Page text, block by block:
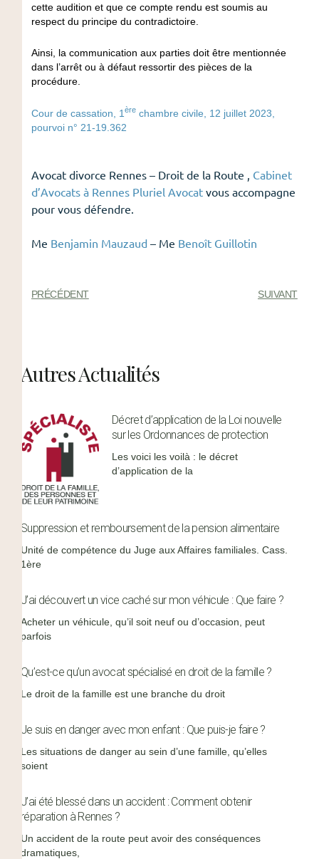
cette audition et que ce compte rendu est soumis au
respect du principe du contradictoire.
Ainsi, la communication aux parties doit être mentionnée
dans l’arrêt ou à défaut ressortir des pièces de la
procédure.
Cour de cassation, 1 èrechambre civile, 12 juillet 2023,
pourvoi n° 21-19.362
Avocat divorce Rennes – Droit de la Route , Cabinet
d’Avocats à Rennes Pluriel Avocatvous accompagne
pour vous défendre.
Me Benjamin Mauzaud– Me Benoît Guillotin
PRÉCÉDENT SUIVANT
Autres Actualités
Décret d’application de la Loi nouvelle
sur les Ordonnances de protection
Les voici les voilà : le décret
d’application de la
Suppression et remboursement de la pension alimentaire
Unité de compétence du Juge aux Affaires familiales. Cass.
1ère
J’ai découvert un vice caché sur mon véhicule : Que faire ?
Acheter un véhicule, qu’il soit neuf ou d’occasion, peut
parfois
Qu’est-ce qu’un avocat spécialisé en droit de la famille ?
Le droit de la famille est une branche du droit
Je suis en danger avec mon enfant : Que puis-je faire ?
Les situations de danger au sein d’une famille, qu’elles
soient
J’ai été blessé dans un accident : Comment obtenir
réparation à Rennes ?
Un accident de la route peut avoir des conséquences
dramatiques,